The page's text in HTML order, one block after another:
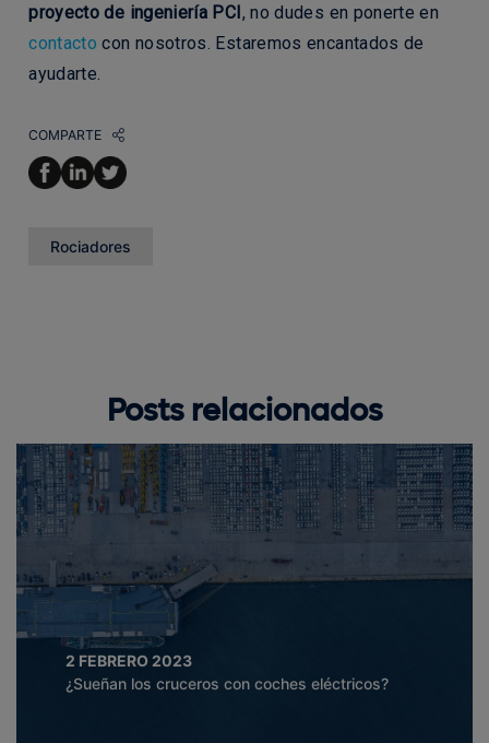
proyecto de ingeniería PCI, no dudes en ponerte en
contacto con nosotros. Estaremos encantados de
ayudarte.
COMPARTE
Rociadores
Posts relacionados
2 FEBRERO 2023
¿Sueñan los cruceros con coches eléctricos?